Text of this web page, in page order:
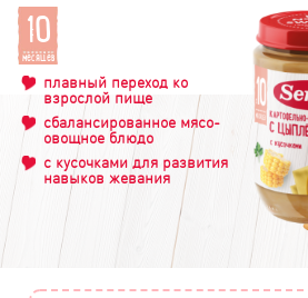
c
10
месяцев
плавный переход ко
взрослой пище
сбалансированное мясо-
овощное блюдо
с кусочками для развития
навыков жевания